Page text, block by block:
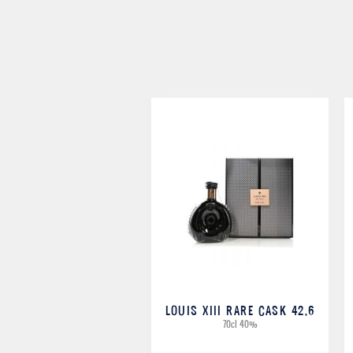
loài chim trong gia huy trong tiếng Pháp chính là
trong khi 15% còn lại được cung cấp bởi các nhà
cũng sở hữu 4 khu trồng nho lớn, cung cấp
Gallienne, khoảng 200 héc ta tại Lignères cùng hai khu
cũng chỉ sử dụng những thùng gỗ
LOUIS XIII RARE CASK 42,6
70cl 40%